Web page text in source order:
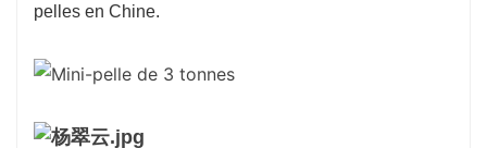
pelles en Chine.